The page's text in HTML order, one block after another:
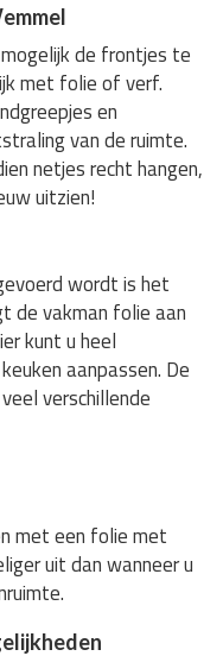
de frontjes te
met folie of verf.
en
van de ruimte.
netjes recht hangen,
uitzien!
wordt is het
de vakman folie aan
kunt u heel
aanpassen. De
verschillende
met een folie met
uit dan wanneer u